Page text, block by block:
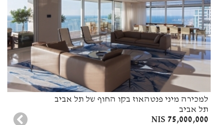
למכירה מיני פנטהאוז בקו החוף של תל אביב
תל אביב
75,000,000 NIS